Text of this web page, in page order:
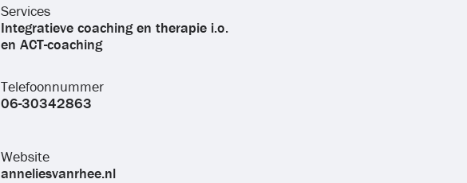
Services
Integratieve coaching en therapie i.o.
en ACT-coaching
Telefoonnummer
06-30342863
Website
anneliesvanrhee.nl